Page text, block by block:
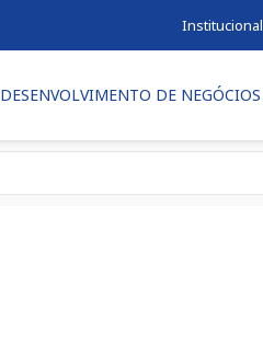
Institucional
DESENVOLVIMENTO DE NEGÓCIOS